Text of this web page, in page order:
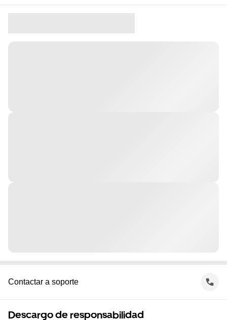
Contactar a soporte
Descargo de responsabilidad